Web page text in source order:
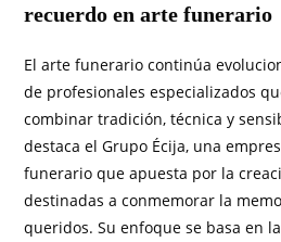
recuerdo en arte funerario
El arte funerario continúa
de profesionales especializados
combinar tradición, técnica y
destaca el Grupo Écija, una
funerario que apuesta por la
destinadas a conmemorar la
queridos. Su enfoque se basa en